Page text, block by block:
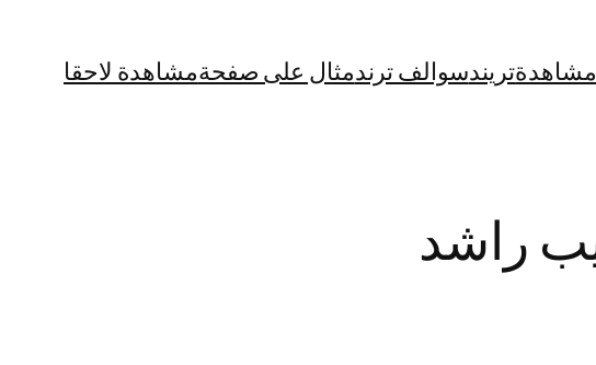
مشاهدةتريندسوالف ترندمثال على صفحةمشاهدة لاحقا
راشد